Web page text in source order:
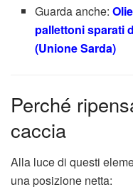
Guarda anche:
pallettoni sparati
(Unione Sarda)
Perché
caccia
Alla luce di questi
una posizione netta: